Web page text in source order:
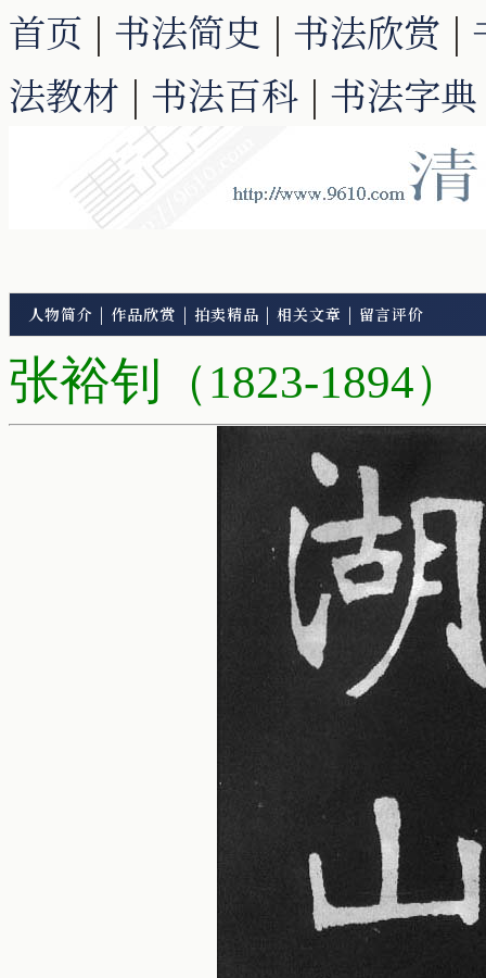
首页 | 书法简史 | 书法欣赏 |
法教材 | 书法百科 | 书法字典
人物简介 | 作品欣赏 | 拍卖精品 | 相关文章 | 留言评价
张裕钊 （1823-1894）